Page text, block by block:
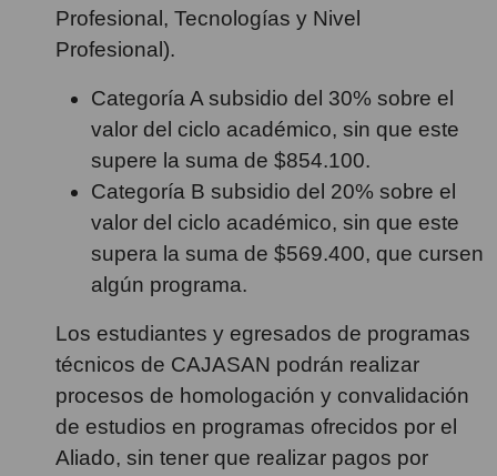
Profesional, Tecnologías y Nivel
Profesional).
Categoría A subsidio del 30% sobre el
valor del ciclo académico, sin que este
supere la suma de $854.100.
Categoría B subsidio del 20% sobre el
valor del ciclo académico, sin que este
supera la suma de $569.400, que cursen
algún programa. ​
Los estudiantes y egresados de programas
técnicos de CAJASAN podrán realizar
procesos de homologación y convalidación
de estudios en programas ofrecidos por el
Aliado, sin tener que realizar pagos por